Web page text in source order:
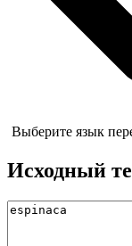
Выберите язык
Исходный